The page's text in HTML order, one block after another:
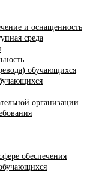
и оснащенность
среда
обучающихся
организации
обеспечения